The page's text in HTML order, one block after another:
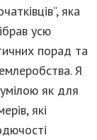
яка
усю
порад та
Я
як для
які